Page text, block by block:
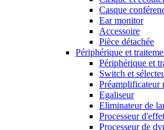
Casque
Ear monitor
Accessoire
Pièce détachée
Périphérique et
Périphérique et
Switch et
Préamplificateur
Egaliseur
Eliminateur de
Processeur
Processeur de